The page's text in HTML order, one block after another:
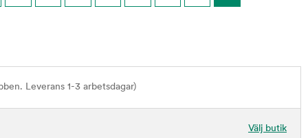
Leverans 1-3 arbetsdagar)
Välj butik